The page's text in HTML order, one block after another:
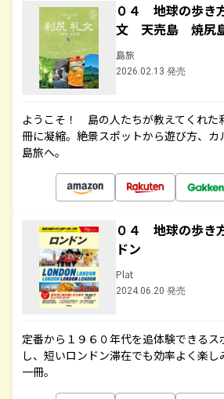
０４ 地球の歩
文 天売島 焼尻
島旅
2026.02.13 発売
ようこそ！ 島の人たちが教えてくれた
冊に凝縮。絶景スポットから遊び方、カ
島旅へ。
０４ 地球の歩
ドン
Plat
2024.06.20 発売
定番から１９６０年代を追体験できる
し、短いロンドン滞在でも効率よく楽
一冊。